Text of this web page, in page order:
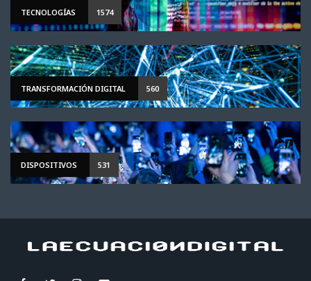
TECNOLOGÍAS 1574
TRANSFORMACIÓN DIGITAL 560
DISPOSITIVOS 531